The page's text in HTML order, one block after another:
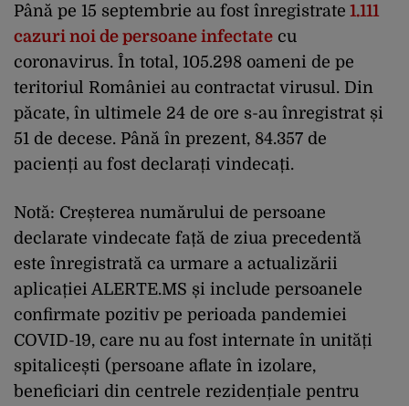
Până pe 15 septembrie au fost înregistrate 1.111
cazuri noi de persoane infectate cu
coronavirus. În total, 105.298 oameni de pe
teritoriul României au contractat virusul. Din
păcate, în ultimele 24 de ore s-au înregistrat și
51 de decese. Până în prezent, 84.357 de
pacienți au fost declarați vindecați.
Notă: Creșterea numărului de persoane
declarate vindecate față de ziua precedentă
este înregistrată ca urmare a actualizării
aplicației ALERTE.MS și include persoanele
confirmate pozitiv pe perioada pandemiei
COVID-19, care nu au fost internate în unități
spitalicești (persoane aflate în izolare,
beneficiari din centrele rezidențiale pentru